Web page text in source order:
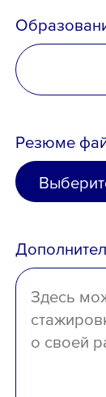
Телефон *
Email *
Вопрос *
Беларусь
Казахстан
Иное
среднее
Резюме